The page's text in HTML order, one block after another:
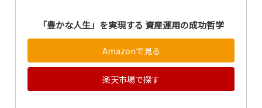
「豊かな人生」を実現する 資産運用の成功哲学
Amazonで見る
楽天市場で探す